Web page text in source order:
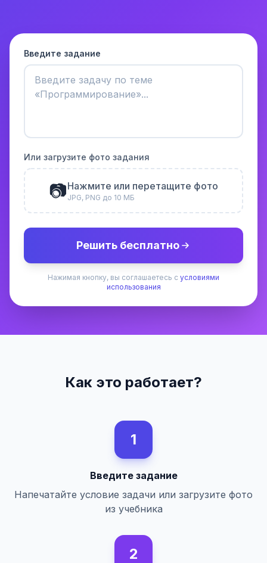
Введите задание
Или загрузите фото задания
📷Нажмите или перетащите фото
JPG, PNG до 10 МБ
Решить бесплатно
Нажимая кнопку, вы соглашаетесь с условиями
использования
Как это работает?
1
Введите задание
Напечатайте условие задачи или загрузите фото
из учебника
2